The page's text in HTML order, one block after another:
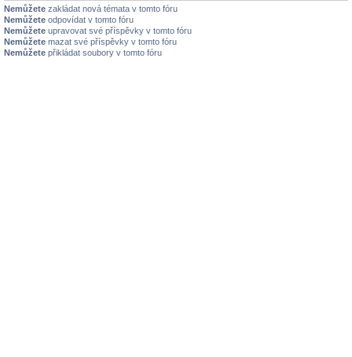
Nemůžete zakládat nová témata v tomto fóru
Nemůžete odpovídat v tomto fóru
Nemůžete upravovat své příspěvky v tomto fóru
Nemůžete mazat své příspěvky v tomto fóru
Nemůžete přikládat soubory v tomto fóru